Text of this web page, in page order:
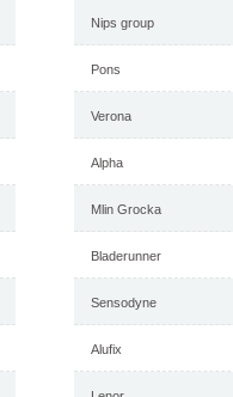
Nips group
Pons
Verona
Alpha
Mlin Grocka
Bladerunner
Sensodyne
Alufix